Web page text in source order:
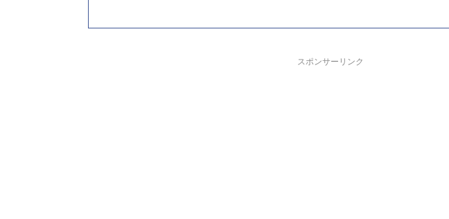
スポンサーリンク